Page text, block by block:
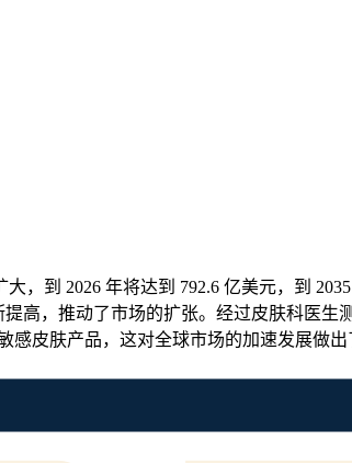
，到 2026 年将达到 792.6 亿美元，到
高，推动了市场的扩张。经过皮肤科医
皮肤产品，这对全球市场的加速发展做出